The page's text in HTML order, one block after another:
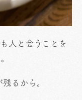
人と会うことを
るから。